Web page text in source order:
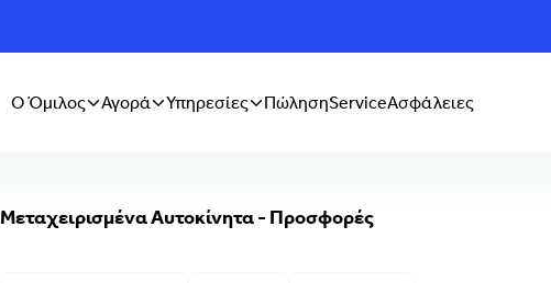
Ο Όμιλος Αγορά Υπηρεσίες ΠώλησηServiceΑσφάλειες
Μεταχειρισμένα Αυτοκίνητα - Προσφορές